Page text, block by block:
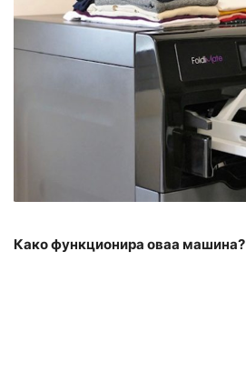
Како функционира оваа машина?